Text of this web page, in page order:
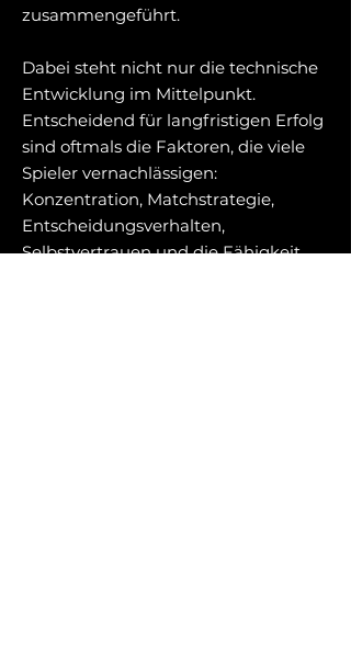
zusammengeführt.
Dabei steht nicht nur die technische
Entwicklung im Mittelpunkt.
Entscheidend für langfristigen Erfolg
sind oftmals die Faktoren, die viele
Spieler vernachlässigen:
Konzentration, Matchstrategie,
Entscheidungsverhalten,
Selbstvertrauen und die Fähigkeit,